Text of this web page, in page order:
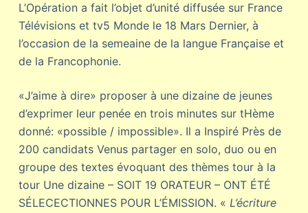
L’Opération a fait l’objet d’unité diffusée sur France
Télévisions et tv5 Monde le 18 Mars Dernier, à
l’occasion de la semeaine de la langue Française et
de la Francophonie.
«J’aime à dire» proposer à une dizaine de jeunes
d’exprimer leur penée en trois minutes sur tHème
donné: «possible / impossible». Il a Inspiré Près de
200 candidats Venus partager en solo, duo ou en
groupe des textes évoquant des thèmes tour à la
tour Une dizaine – SOIT 19 ORATEUR – ONT ÉTÉ
SÉLECECTIONNES POUR L’ÉMISSION. « L’écriture